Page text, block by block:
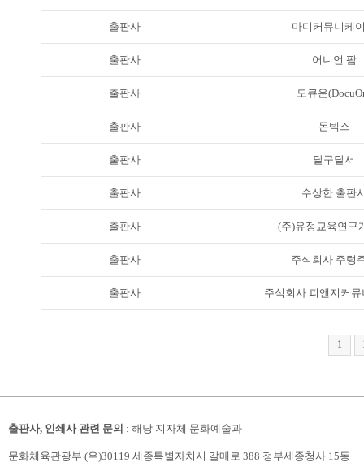
출판사 마디커뮤니케
출판사 어니언 팜
출판사 도큐온
출판사 돈텍스
출판사 달구달서
출판사 수상한 출판
출판사 (주)유정교육연구
출판사 주식회사 주렁
출판사 주식회사 피앤지커
1
출판사, 인쇄사 관련 문의 : 해당 지자체 문화예술과
문화체육관광부 (우)30119 세종특별자치시 갈매로 388 정부세종청사 15동